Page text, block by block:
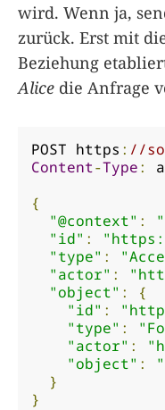
wird. Wenn ja,
zurück. Erst mit
Beziehung
Alice die Anfrage
POST https : //
Content-Type:
{
"@context" :
"id" :
"type" :
"actor" :
"object" :
{
"id" :
"type" :
"actor" :
"object" :
}
}